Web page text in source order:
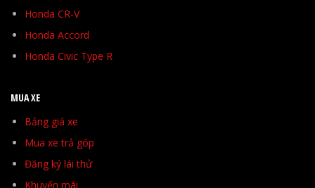
Honda CR-V
Honda Accord
Honda Civic Type R
MUA XE
Bảng giá xe
Mua xe trả góp
Đăng ký lái thử
Khuyến mãi